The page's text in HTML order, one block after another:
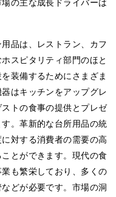
品は、レストラン、カフ
スピタリティ部門のほと
装備するためにさまざま
はキッチンをアップグレ
トの食事の提供とプレゼ
。革新的な台所用品の統
対する消費者の需要の高
とができます。現代の食
も繁栄しており、多くの
どが必要です。市場の洞